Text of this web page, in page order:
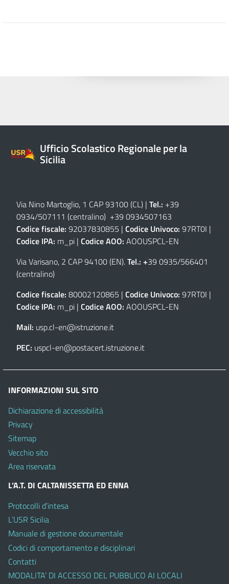
Ufficio Scolastico Regionale per la
Sicilia
Via Nino Martoglio, 1 CAP 93100 (CL) | Tel.: +39
0934/507111 (centralino) +39 0934507163
Codice fiscale: 92037830855 | Codice Univoco: 97RT0I |
Codice IPA: m_pi | Codice AOO: AOOUSPCL-EN
Via Varisano, 2 CAP 94100 (EN).Tel.: +39 0935/566401
(centralino)
Codice fiscale: 80002120865 | Codice Univoco: 97RT0I |
Codice IPA: m_pi | Codice AOO: AOOUSPCL-EN
Mail: usp.cl-en@istruzione.it
PEC: uspcl-en@postacert.istruzione.it
INFORMAZIONI SUL SITO
Dichiarazione di accessibilità
Privacy
Sitemap
Vecchio sito
Area riservata
L’A.T. DI CALTANISSETTA ED ENNA
Protocolli d’intesa
L’USR Sicilia
Manuale di gestione documentale
Codici di comportamento e disciplinari
Contatti
MODALITA’ DI ACCESSO DEL PUBBLICO AI LOCALI